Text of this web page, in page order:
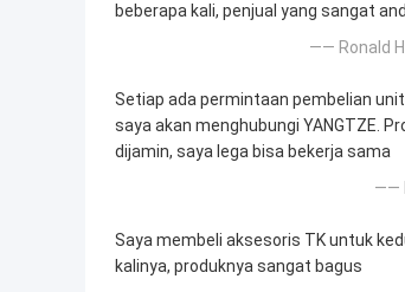
beberapa kali, penjual yang sangat
—— Ronald
Setiap ada permintaan pembelian unit
saya akan menghubungi YANGTZE.
dijamin, saya lega bisa bekerja sama
——
Saya membeli aksesoris TK untuk
kalinya, produknya sangat bagus